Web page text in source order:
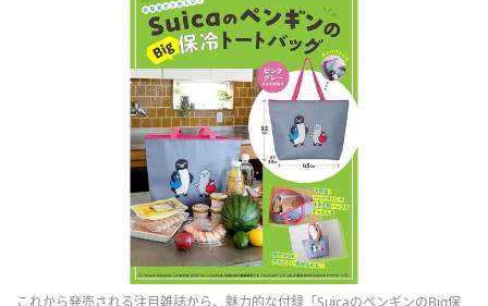
これから発売される注目雑誌から、魅力的な付録「SuicaのペンギンのBig保